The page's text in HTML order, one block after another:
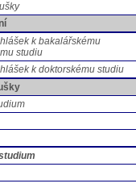
k bakalářskému
studiu
k doktorskému studiu